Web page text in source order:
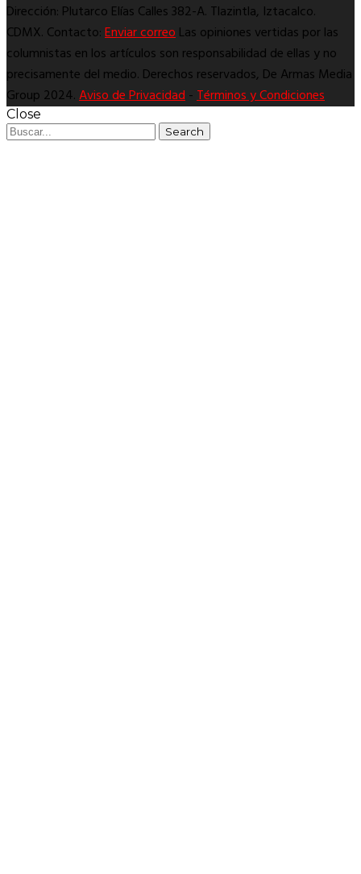
Dirección: Plutarco Elías Calles 382-A. Tlazintla, Iztacalco.
CDMX. Contacto:Enviar correoLas opiniones vertidas por las
columnistas en los artículos son responsabilidad de ellas y no
precisamente del medio. Derechos reservados, De Armas Media
Group 2024.Aviso de Privacidad-Términos y Condiciones
Close